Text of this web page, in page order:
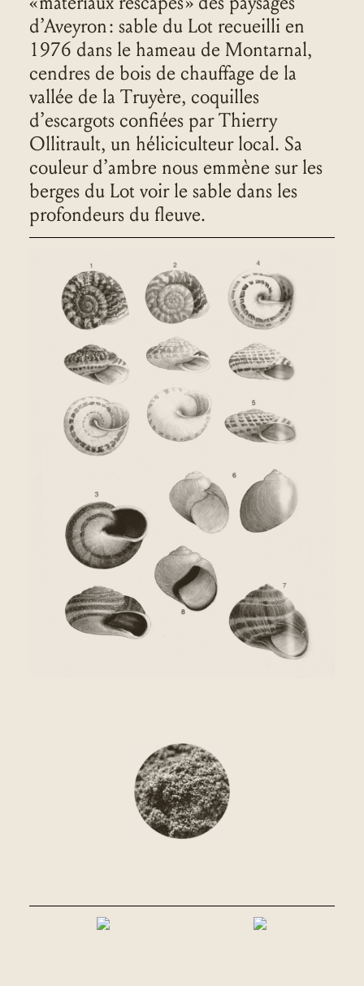
d’Aveyron : sable du Lot recueilli en
1976 dans le hameau de Montarnal,
cendres de bois de chauffage de la
vallée de la Truyère, coquilles
d’escargots confiées par Thierry
Ollitrault, un héliciculteur local. Sa
couleur d’ambre nous emmène sur les
berges du Lot voir le sable dans les
profondeurs du fleuve.